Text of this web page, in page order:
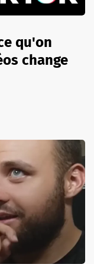
qu'on
change